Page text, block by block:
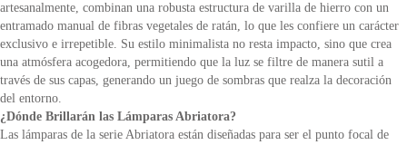
artesanalmente, combinan una robusta estructura de varilla de hierro con un
entramado manual de fibras vegetales de ratán, lo que les confiere un carácter
exclusivo e irrepetible. Su estilo minimalista no resta impacto, sino que crea
una atmósfera acogedora, permitiendo que la luz se filtre de manera sutil a
través de sus capas, generando un juego de sombras que realza la decoración
del entorno.
¿Dónde Brillarán las Lámparas Abriatora?
Las lámparas de la serie Abriatora están diseñadas para ser el punto focal de